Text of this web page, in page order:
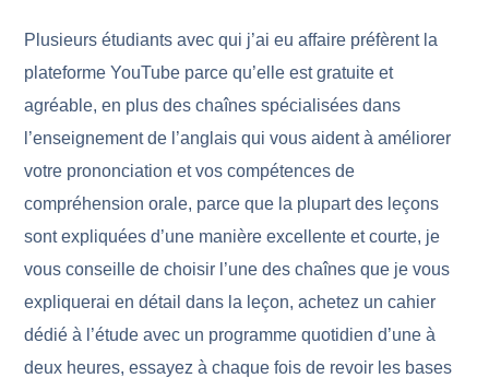
Plusieurs étudiants avec qui j’ai eu affaire préfèrent la
plateforme YouTube parce qu’elle est gratuite et
agréable, en plus des chaînes spécialisées dans
l’enseignement de l’anglais qui vous aident à améliorer
votre prononciation et vos compétences de
compréhension orale, parce que la plupart des leçons
sont expliquées d’une manière excellente et courte, je
vous conseille de choisir l’une des chaînes que je vous
expliquerai en détail dans la leçon, achetez un cahier
dédié à l’étude avec un programme quotidien d’une à
deux heures, essayez à chaque fois de revoir les bases